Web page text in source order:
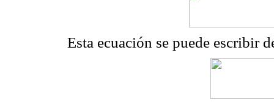
Esta ecuación se puede escribir